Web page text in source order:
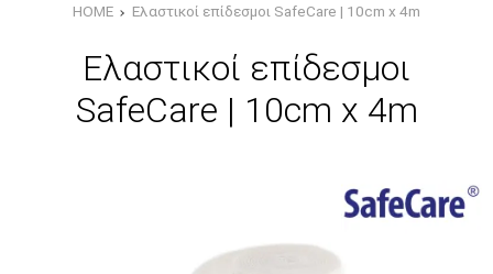
HOME Ελαστικοί επίδεσμοι SafeCare | 10cm x 4m
Ελαστικοί επίδεσμοι
SafeCare | 10cm x 4m